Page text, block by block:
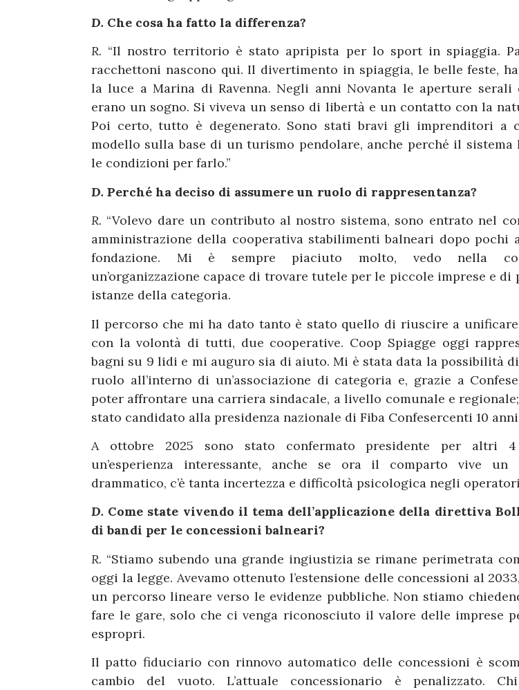
D. Che cosa ha fatto la differenza?
R. “Il nostro territorio è stato apripista per lo sport in spiaggia.
racchettoni nascono qui. Il divertimento in spiaggia, le belle feste,
la luce a Marina di Ravenna. Negli anni Novanta le aperture serali
erano un sogno. Si viveva un senso di libertà e un contatto con la
Poi certo, tutto è degenerato. Sono stati bravi gli imprenditori a
modello sulla base di un turismo pendolare, anche perché il sistema
le condizioni per farlo.”
D. Perché ha deciso di assumere un ruolo di rappresentanza?
R. “Volevo dare un contributo al nostro sistema, sono entrato nel
amministrazione della cooperativa stabilimenti balneari dopo pochi
fondazione. Mi è sempre piaciuto molto, vedo nella
un’organizzazione capace di trovare tutele per le piccole imprese e di
istanze della categoria.
Il percorso che mi ha dato tanto è stato quello di riuscire a unificare
con la volontà di tutti, due cooperative. Coop Spiagge oggi
bagni su 9 lidi e mi auguro sia di aiuto. Mi è stata data la possibilità
ruolo all’interno di un’associazione di categoria e, grazie a
poter affrontare una carriera sindacale, a livello comunale e
stato candidato alla presidenza nazionale di Fiba Confesercenti 10
A ottobre 2025 sono stato confermato presidente per altri
un’esperienza interessante, anche se ora il comparto vive un
drammatico, c’è tanta incertezza e difficoltà psicologica negli
D. Come state vivendo il tema dell’applicazione della direttiva
di bandi per le concessioni balneari?
R. “Stiamo subendo una grande ingiustizia se rimane perimetrata
oggi la legge. Avevamo ottenuto l’estensione delle concessioni al
un percorso lineare verso le evidenze pubbliche. Non stiamo
fare le gare, solo che ci venga riconosciuto il valore delle imprese
espropri.
Il patto fiduciario con rinnovo automatico delle concessioni è
cambio del vuoto. L’attuale concessionario è penalizzato.